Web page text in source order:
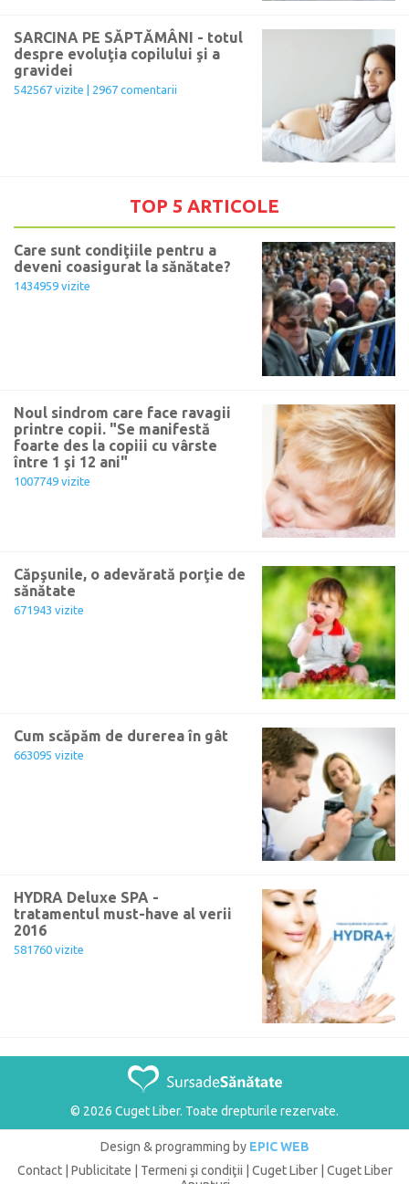
SARCINA PE SĂPTĂMÂNI - totul
despre evoluţia copilului şi a
gravidei
542567 vizite | 2967 comentarii
TOP 5 ARTICOLE
Care sunt condiţiile pentru a
deveni coasigurat la sănătate?
1434959 vizite
Noul sindrom care face ravagii
printre copii. "Se manifestă
foarte des la copiii cu vârste
între 1 şi 12 ani"
1007749 vizite
Căpşunile, o adevărată porţie de
sănătate
671943 vizite
Cum scăpăm de durerea în gât
663095 vizite
HYDRA Deluxe SPA -
tratamentul must-have al verii
2016
581760 vizite
© 2026 Cuget Liber. Toate drepturile rezervate.
Design & programming by EPIC WEB
Contact| Publicitate Termeni şi condiţii Cuget Liber| Cuget Liber